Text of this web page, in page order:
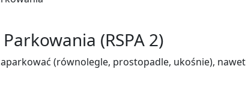
(RSPA 2)
(równolegle, prostopadle, ukośnie), nawet